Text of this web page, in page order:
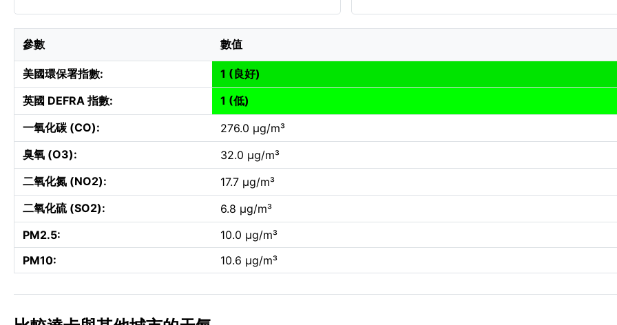
參數 數值
美國環保署指數:
1 (良好)
英國 DEFRA 指數:
1 (低)
一氧化碳 (CO):
276.0 µg/m³
臭氧 (O3):
32.0 µg/m³
二氧化氮 (NO2):
17.7 µg/m³
二氧化硫 (SO2):
6.8 µg/m³
PM2.5:
10.0 µg/m³
PM10:
10.6 µg/m³